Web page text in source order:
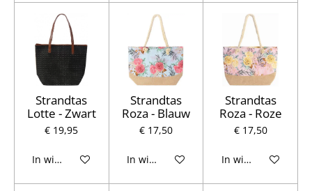
Strandtas
Lotte - Zwart
€ 19,95
In winkelwagen
Strandtas
Roza - Blauw
€ 17,50
In winkelwagen
Strandtas
Roza - Roze
€ 17,50
In winkelwagen